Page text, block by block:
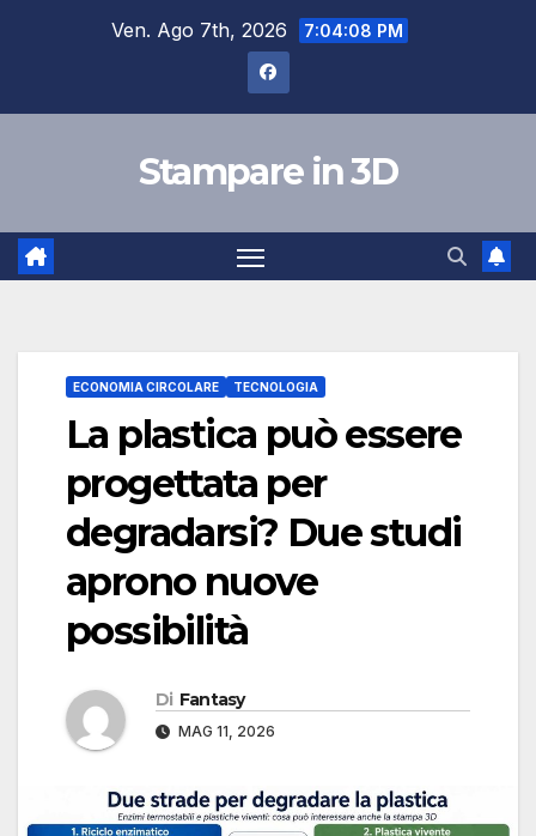
Ven. Ago 7th, 2026 7:04:09 PM
Stampare in 3D
ECONOMIA CIRCOLARE TECNOLOGIA
La plastica può essere
progettata per
degradarsi? Due studi
aprono nuove
possibilità
Di Fantasy
MAG 11, 2026